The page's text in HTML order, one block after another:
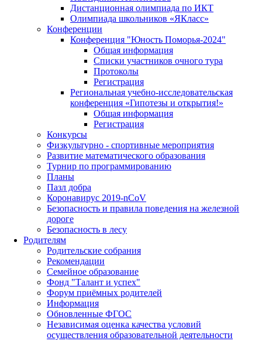
Дистанционная олимпиада по ИКТ
Олимпиада школьников «ЯКласс»
Конференции
Конференция "Юность Поморья-2024"
Общая информация
Списки участников очного тура
Протоколы
Регистрация
Региональная учебно-исследовательская
конференция «Гипотезы и открытия!»
Общая информация
Регистрация
Конкурсы
Физкультурно - спортивные мероприятия
Развитие математического образования
Турнир по программированию
Планы
Пазл добра
Коронавирус 2019-nCoV
Безопасность и правила поведения на железной
дороге
Безопасность в лесу
Родителям
Родительские собрания
Рекомендации
Семейное образование
Фонд "Талант и успех"
Форум приёмных родителей
Информация
Обновленные ФГОС
Независимая оценка качества условий
осуществления образовательной деятельности